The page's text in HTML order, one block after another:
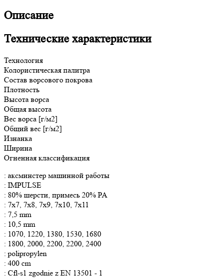
Описание
Технические характеристики
Технология
Колористическая палитра
Состав ворсового покрова
Плотность
Высота ворса
Общая высота
Вес ворса [г/м2]
Общий вес [г/м2]
Изнанка
Ширина
Огненная классификация
: аксминстер машинной работы
: IMPULSE
: 80% шерсти, примесь 20% PA
: 7x7, 7x8, 7x9, 7x10, 7x11
: 7,5 mm
: 10,5 mm
: 1070, 1220, 1380, 1530, 1680
: 1800, 2000, 2200, 2200, 2400
: polipropylen
: 400 cm
: Cfl-s1 zgodnie z EN 13501 - 1